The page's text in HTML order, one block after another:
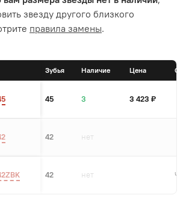
звезду другого близкого
правила замены.
Зубья Наличие Цена
45 3 3 423 ₽
42 нет
42 нет